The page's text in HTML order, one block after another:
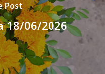
Post
18/06/2026